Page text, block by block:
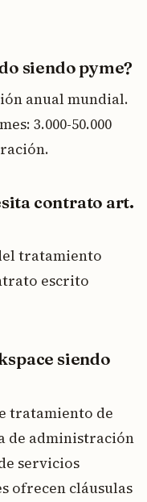
siendo pyme?
anual mundial.
3.000-50.000
contrato art.
tratamiento
escrito
siendo
tratamiento de
de administración
servicios
ofrecen cláusulas